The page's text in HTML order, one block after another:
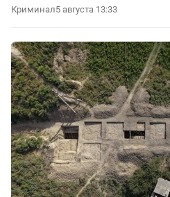
Криминал5 августа 13:33